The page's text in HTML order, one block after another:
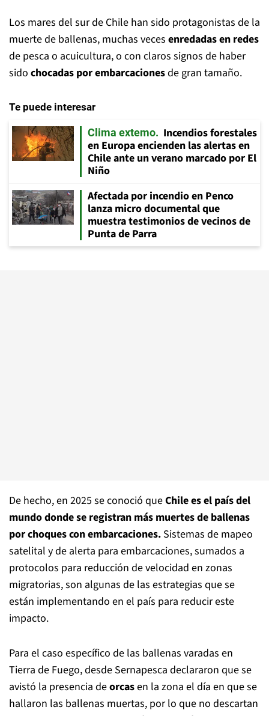
Los mares del sur de Chile han sido protagonistas de la
muerte de ballenas, muchas veces enredadas en redes
de pesca o acuicultura, o con claros signos de haber
sido chocadas por embarcacionesde gran tamaño.
Te puede interesar
Clima extemo
Incendios forestales
en Europa encienden las alertas en
Chile ante un verano marcado por El
Niño
Afectada por incendio en Penco
lanza micro documental que
muestra testimonios de vecinos de
Punta de Parra
De hecho, en 2025 se conoció queChile es el país del
mundo donde se registran más muertes de ballenas
por choques con embarcaciones. Sistemas de mapeo
satelital y de alerta para embarcaciones, sumados a
protocolos para reducción de velocidad en zonas
migratorias, son algunas de las estrategias que se
están implementando en el país para reducir este
impacto.
Para el caso específico de las ballenas varadas en
Tierra de Fuego, desde Sernapesca declararon que se
avistó la presencia deorcasen la zona el día en que se
hallaron las ballenas muertas, por lo que no descartan